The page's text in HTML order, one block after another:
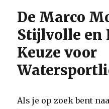
De Marco
Stijlvolle en
Keuze voor
Als je op zoek bent